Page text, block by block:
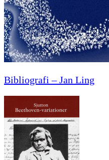
Bibliografi – Jan Ling